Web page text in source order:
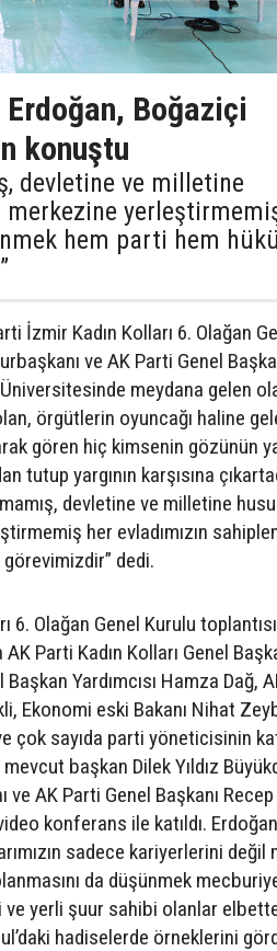
Erdoğan, Boğaziçi
konuştu
devletine ve milletine
merkezine
hem parti hem
İzmir Kadın Kolları 6. Olağan
ve AK Parti Genel
meydana gelen
örgütlerin oyuncağı haline
gören hiç kimsenin gözünün
tutup yargının karşısına
devletine ve milletine
her evladımızın
dedi.
6. Olağan Genel Kurulu
Parti Kadın Kolları Genel
Yardımcısı Hamza Dağ,
Ekonomi eski Bakanı Nihat
sayıda parti yöneticisinin
başkan Dilek Yıldız
ve AK Parti Genel Başkanı
konferans ile katıldı.
sadece kariyerlerini değil
da düşünmek
ve yerli şuur sahibi olanlar
hadiselerde örneklerini